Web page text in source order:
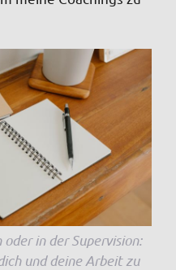
in der Supervision:
und deine Arbeit zu